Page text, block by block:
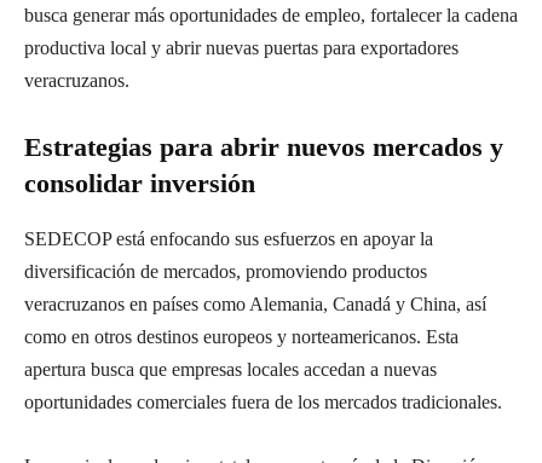
busca generar más oportunidades de empleo, fortalecer la cadena
productiva local y abrir nuevas puertas para exportadores
veracruzanos.
Estrategias para abrir nuevos mercados y
consolidar inversión
SEDECOP está enfocando sus esfuerzos en apoyar la
diversificación de mercados, promoviendo productos
veracruzanos en países como Alemania, Canadá y China, así
como en otros destinos europeos y norteamericanos. Esta
apertura busca que empresas locales accedan a nuevas
oportunidades comerciales fuera de los mercados tradicionales.